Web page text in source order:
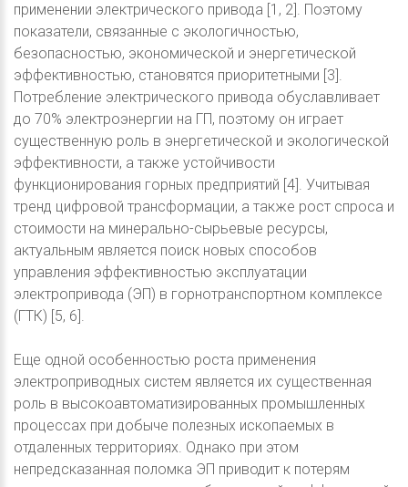
применении электрического привода [1, 2]. Поэтому
показатели, связанные с экологичностью,
безопасностью, экономической и энергетической
эффективностью, становятся приоритетными [3].
Потребление электрического привода обуславливает
до 70% электроэнергии на ГП, поэтому он играет
существенную роль в энергетической и экологической
эффективности, а также устойчивости
функционирования горных предприятий [4]. Учитывая
тренд цифровой трансформации, а также рост спроса и
стоимости на минерально-сырьевые ресурсы,
актуальным является поиск новых способов
управления эффективностью эксплуатации
электропривода (ЭП) в горнотранспортном комплексе
(ГТК) [5, 6].
Еще одной особенностью роста применения
электроприводных систем является их существенная
роль в высокоавтоматизированных промышленных
процессах при добыче полезных ископаемых в
отдаленных территориях. Однако при этом
непредсказанная поломка ЭП приводит к потерям